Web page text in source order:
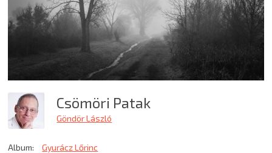
Csömöri Patak
Göndör László
Album: Gyurácz Lőrinc